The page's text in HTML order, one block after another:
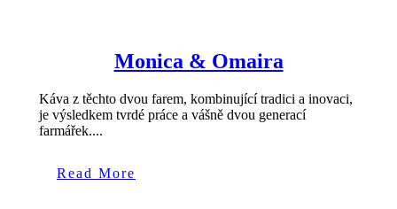
Monica & Omaira
Káva z těchto dvou farem, kombinující tradici a inovaci,
je výsledkem tvrdé práce a vášně dvou generací
farmářek....
Read More